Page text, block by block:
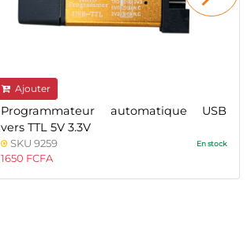
Ajouter
Programmateur automatique USB
vers TTL 5V 3.3V
SKU 9259 En stock
1650 FCFA